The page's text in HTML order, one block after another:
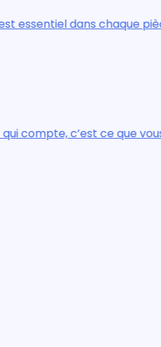
de la maison.
voyez.